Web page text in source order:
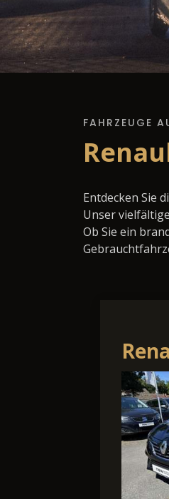
FAHRZEUGE
Entdecken Sie
Unser
Ob Sie ein
1.2